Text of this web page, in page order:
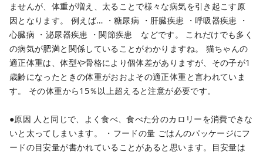
ませんが、体重が増え、太ることで様々な病気を引き起こす原
因となります。
例えば… ・糖尿病 ・肝臓疾患 ・呼吸器疾患 ・
心臓病 ・泌尿器疾患 ・関節疾患 などです。
これだけでも多く
の病気が肥満と関係していることがわかりますね。
猫ちゃんの
適正体重は、体型や骨格により個体差がありますが、その子が1
歳齢になったときの体重がおおよその適正体重と言われていま
す。
その体重から15％以上超えると注意が必要です。
●原因 人と同じで、よく食べ、食べた分のカロリーを消費できな
いと太ってしまいます。
・フードの量 ごはんのパッケージにフ
ードの目安量が書かれていることがあると思います。目安量は